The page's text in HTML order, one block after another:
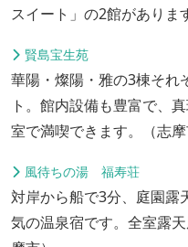
スイート」の2館がありま
賢島宝生苑
華陽・燦陽・雅の3棟それ
ト。館内設備も豊富で、
室で満喫できます。（志摩
風待ちの湯 福寿荘
対岸から船で3分、庭園露
気の温泉宿です。全室露